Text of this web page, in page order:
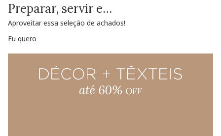
Preparar, servir e…
Aproveitar essa seleção de achados!
Eu quero